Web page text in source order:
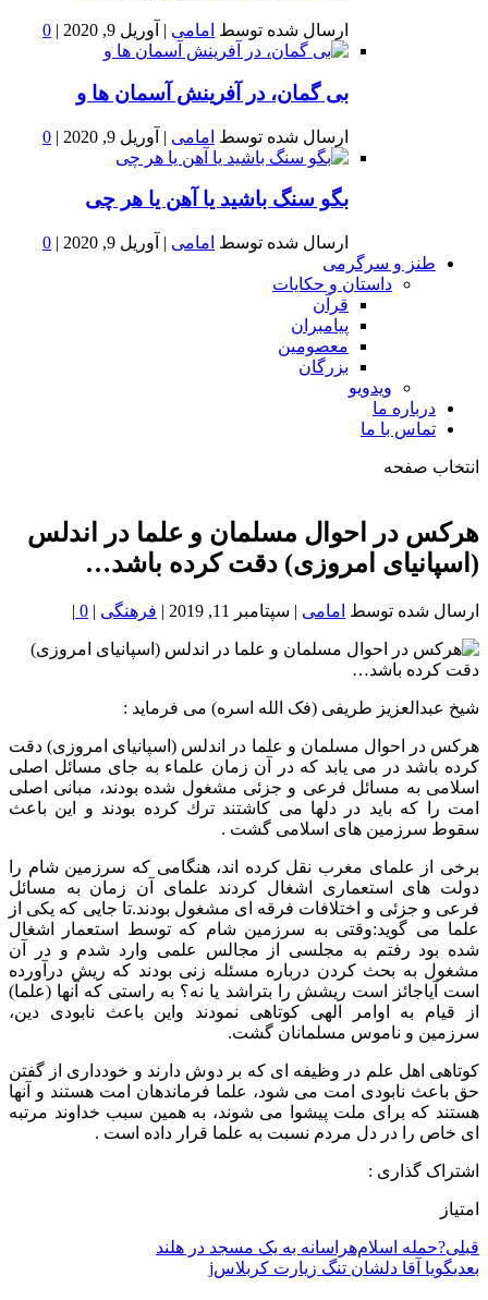
ارسال شده توسط امامی | آوریل 9, 2020 |
0
بى گمان، در آفرينش آسمان ها و
ارسال شده توسط امامی | آوریل 9, 2020 |
0
بگو سنگ باشید یا آهن یا هر چی
ارسال شده توسط امامی | آوریل 9, 2020 |
0
طنز و سرگرمی
داستان و حکایات
قرآن
پیامبران
معصومین
بزرگان
ویدویو
درباره ما
تماس با ما
انتخاب صفحه
خون
شمال
تهران
هركس در احوال مسلمان و علما در اندلس
(اسپانیای امروزی) دقت كرده باشد…
ارسال شده توسط امامی | سپتامبر 11, 2019 | فرهنگی |
0
|
شیخ عبدالعزیز طریفی (فک الله اسره) می فرماید :
هركس در احوال مسلمان و علما در اندلس (اسپانیای امروزی) دقت
كرده باشد در می یابد كه در آن زمان علماء به جای مسائل اصلی
اسلامی به مسائل فرعی و جزئی مشغول شده بودند، مبانی اصلی
امت را كه باید در دلها مى كاشتند ترك كرده بودند و این باعث
سقوط سرزمین های اسلامی گشت .
برخی از علمای مغرب نقل كرده اند، هنگامی كه سرزمین شام را
دولت های استعماری اشغال كردند علمای آن زمان به مسائل
فرعی و جزئی و اختلافات فرقه ای مشغول بودند.تا جایی كه یكی از
علما مى گوید:وقتی به سرزمین شام كه توسط استعمار اشغال
شده بود رفتم به مجلسی از مجالس علمی وارد شدم و در آن
مشغول به بحث کردن درباره مسئله زنی بودند كه ریش درآورده
است آیاجائز است ریشش را بتراشد یا نه؟ به راستی كه آنها (علما)
از قیام به اوامر الهی كوتاهی نمودند واین باعث نابودی دین،
سرزمین و ناموس مسلمانان گشت.
كوتاهی اهل علم در وظیفه ای که بر دوش دارند و خودداری از گفتن
حق باعث نابودی امت مى شود، علما فرماندهان امت هستند و آنها
هستند كه برای ملت پیشوا مى شوند، به همین سبب خداوند مرتبه
ای خاص را در دل مردم نسبت به علما قرار داده است .
اشتراک گذاری :
امتیاز
قبلی?حمله اسلام‌هراسانه به یک مسجد در هلند
بعدیگویا آقا دلشان تنگ زیارت کربلاسj